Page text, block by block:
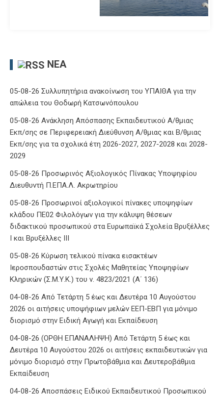
ΝΈΑ
05-08-26 Συλλυπητήρια ανακοίνωση του ΥΠΑΙΘΑ για την
απώλεια του Θοδωρή Κατσωνόπουλου
05-08-26 Ανάκληση Απόσπασης Εκπαιδευτικού Α/θμιας
Εκπ/σης σε Περιφερειακή Διεύθυνση Α/θμιας και Β/θμιας
Εκπ/σης για τα σχολικά έτη 2026-2027, 2027-2028 και 2028-
2029
05-08-26 Προσωρινός Αξιολογικός Πίνακας Υποψηφίου
Διευθυντή Π.ΕΠΑ.Λ. Ακρωτηρίου
05-08-26 Προσωρινοί αξιολογικοί πίνακες υποψηφίων
κλάδου ΠΕ02 Φιλολόγων για την κάλυψη θέσεων
διδακτικού προσωπικού στα Ευρωπαϊκά Σχολεία Βρυξέλλες
Ι και Βρυξέλλες ΙΙΙ
05-08-26 Κύρωση τελικού πίνακα εισακτέων
Ιεροσπουδαστών στις Σχολές Μαθητείας Υποψηφίων
Κληρικών (Σ.Μ.Υ.Κ.) του ν. 4823/2021 (Α΄ 136)
04-08-26 Από Τετάρτη 5 έως και Δευτέρα 10 Αυγούστου
2026 οι αιτήσεις υποψήφιων μελών ΕΕΠ-ΕΒΠ για μόνιμο
διορισμό στην Ειδική Αγωγή και Εκπαίδευση
04-08-26 (ΟΡΘΗ ΕΠΑΝΑΛΗΨΗ) Από Τετάρτη 5 έως και
Δευτέρα 10 Αυγούστου 2026 οι αιτήσεις εκπαιδευτικών για
μόνιμο διορισμό στην Πρωτοβάθμια και Δευτεροβάθμια
Εκπαίδευση
04-08-26 Αποσπάσεις Ειδικού Εκπαιδευτικού Προσωπικού